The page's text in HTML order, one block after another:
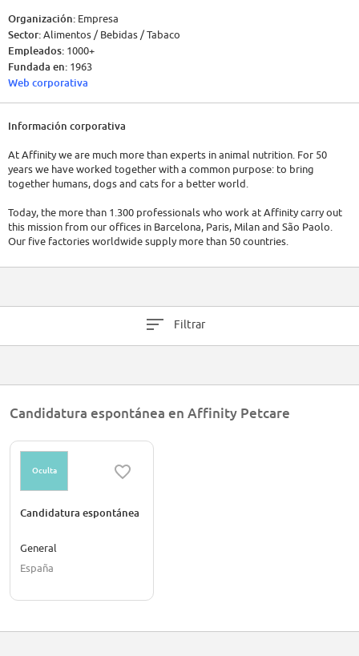
Organización: Empresa
Sector:Alimentos / Bebidas / Tabaco
Empleados: 1000+
Fundada en: 1963
Web corporativa
Información corporativa
At Affinity we are much more than experts in animal nutrition. For 50
years we have worked together with a common purpose: to bring
together humans, dogs and cats for a better world.
Today, the more than 1.300 professionals who work at Affinity carry out
this mission from our offices in Barcelona, Paris, Milan and São Paolo.
Our five factories worldwide supply more than 50 countries.
We are very proud of our brands Advance, Ultima, Trainer, Brekkies and
Filtrar
Candidatura espontánea en Affinity Petcare
Oculta
Candidatura espontánea
General
España